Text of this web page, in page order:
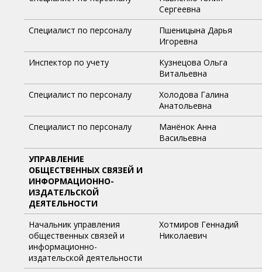
Сергеевна
Специалист по персоналу
Пшеницына Дарья
Игоревна
Инспектор по учету
Кузнецова Ольга
Витальевна
Специалист по персоналу
Холодова Галина
Анатольевна
Специалист по персоналу
Манёнок Анна
Васильевна
УПРАВЛЕНИЕ
ОБЩЕСТВЕННЫХ СВЯЗЕЙ И
ИНФОРМАЦИОННО-
ИЗДАТЕЛЬСКОЙ
ДЕЯТЕЛЬНОСТИ
Начальник управления
общественных связей и
информационно-
издательской деятельности
Хотмиров Геннадий
Николаевич